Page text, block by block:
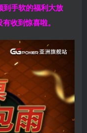
到手软的福利大放
收到惊喜啦。